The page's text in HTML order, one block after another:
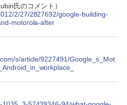
氏のコメント）
2/27/2827692/google-building-
motorola-after
s/article/9227491/Google_s_Mot